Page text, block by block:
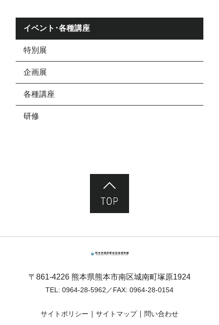
イベント･各種講座
特別展
企画展
各種講座
研修
〒861-4226 熊本県熊本市南区城南町塚原1924
TEL: 0964-28-5962 ／FAX: 0964-28-0154
サイトポリシー サイトマップ 問い合わせ